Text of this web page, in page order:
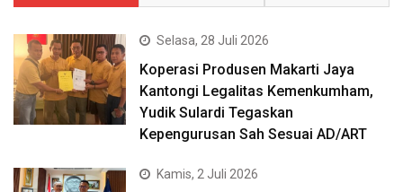
Selasa, 28 Juli 2026
Koperasi Produsen Makarti Jaya
Kantongi Legalitas Kemenkumham,
Yudik Sulardi Tegaskan
Kepengurusan Sah Sesuai AD/ART
Kamis, 2 Juli 2026